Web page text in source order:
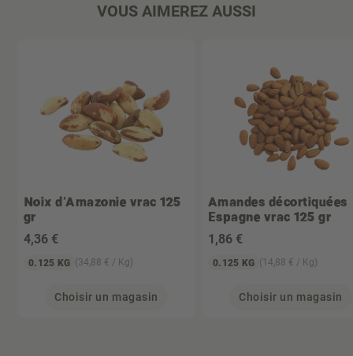
VOUS AIMEREZ AUSSI
Noix d'Amazonie vrac 125
gr
4,36 €
0.125 KG (34,88 € / Kg)
Choisir un magasin
Amandes décortiquées
Espagne vrac 125 gr
1 ,86 €
0.125 KG (14,88 € / Kg)
Choisir un magasin